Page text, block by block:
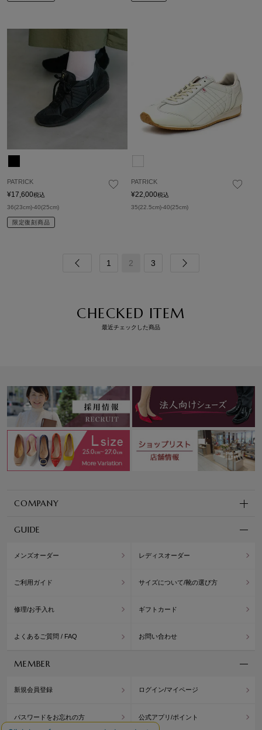
PATRICK
¥17,600税込
36(23cm)-40(25cm)
限定復刻商品
PATRICK
¥22,000税込
35(22.5cm)-40(25cm)
1 2 3
CHECKED ITEM
最近チェックした商品
COMPANY
GUIDE
メンズオーダー レディスオーダー
ご利用ガイド サイズについて/靴の選び方
修理/お手入れ ギフトカード
よくあるご質問 / FAQ お問い合わせ
MEMBER
新規会員登録 ログイン/マイページ
パスワードをお忘れの方 公式アプリ/ポイント